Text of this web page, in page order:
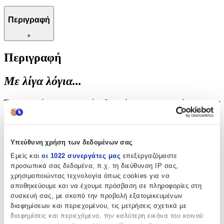
Υπεύθυνη χρήση των δεδομένων σας
Εμείς και οι 1022 συνεργάτες μας επεξεργαζόμαστε
προσωπικά σας δεδομένα, π.χ. τη διεύθυνση IP σας,
χρησιμοποιώντας τεχνολογία όπως cookies για να
αποθηκεύουμε και να έχουμε πρόσβαση σε πληροφορίες στη
συσκευή σας, με σκοπό την προβολή εξατομικευμένων
διαφημίσεων και περιεχομένου, τις μετρήσεις σχετικά με
διαφημίσεις και περιεχόμενο, την καλύτερη εικόνα του κοινού
Περιγραφή
+
Περιγραφή
Με λίγα λόγια...
Ένα κομψό και πρακτικό αξεσουάρ για την οργάνωση των
κλειδιών σας, το μπρελόκ αυτό προσφέρει στυλ και
λειτουργικότητα. Ιδανικό για καθημερινή χρήση, συνδυάζει την
κάθε τσάντα ή τσέπη. Με προσεγμένο σχεδιασμό, προσθέτει μια
πινελιά κομψότητας στην καθημερινότητά σας, ενώ παράλληλα
διασφαλίζει ότι τα κλειδιά σας είναι πάντα σε τάξη και εύκολα
προσβάσιμα. Ένα εξαιρετικό δώρο για εσάς ή τους αγαπημένους
σας, που συνδυάζει την πρακτικότητα με την κομψότητα.
Χαρακτηριστικά
Τύπος: